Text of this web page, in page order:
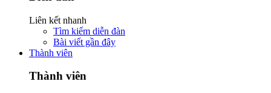
Liên kết nhanh
Tìm kiếm diễn đàn
Bài viết gần đây
Thành viên
Thành viên